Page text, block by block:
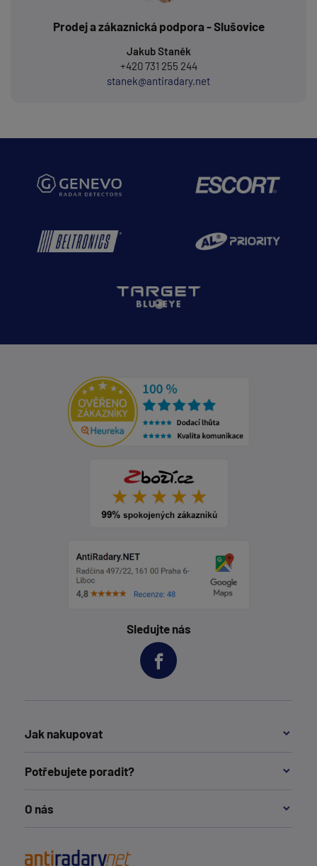
Prodej a zákaznická podpora - Slušovice
Jakub Staněk
+420 731 255 244
stanek@antiradary.net
Sledujte nás
Jak nakupovat
Potřebujete poradit?
O nás